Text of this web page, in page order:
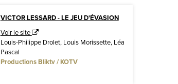
VICTOR LESSARD - LE JEU D'ÉVASION
Voir le site
Louis-Philippe Drolet, Louis Morissette, Léa
Pascal
Productions Bliktv / KOTV